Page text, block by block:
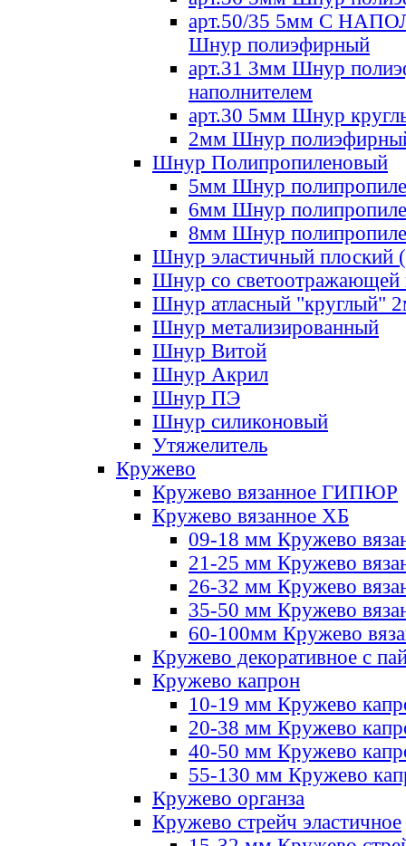
арт.50/35 5мм С
Шнур полиэфирный
арт.31 3мм Шнур
наполнителем
арт.30 5мм Шнур
2мм Шнур
Шнур Полипропиленовый
5мм Шнур
6мм Шнур
8мм Шнур
Шнур эластичный плоский
Шнур со светоотражающей
Шнур атласный "круглый"
Шнур метализированный
Шнур Витой
Шнур Акрил
Шнур ПЭ
Шнур силиконовый
Утяжелитель
Кружево
Кружево вязанное ГИПЮР
Кружево вязанное ХБ
09-18 мм Кружево
21-25 мм Кружево
26-32 мм Кружево
35-50 мм Кружево
60-100мм Кружево
Кружево декоративное с
Кружево капрон
10-19 мм Кружево
20-38 мм Кружево
40-50 мм Кружево
55-130 мм Кружево
Кружево органза
Кружево стрейч эластичное